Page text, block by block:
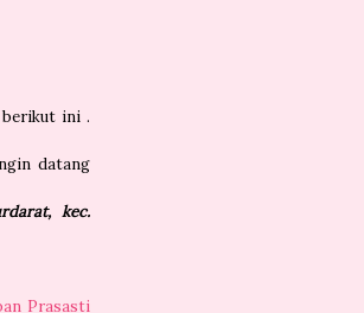
berikut ini .
datang
kec.
Prasasti